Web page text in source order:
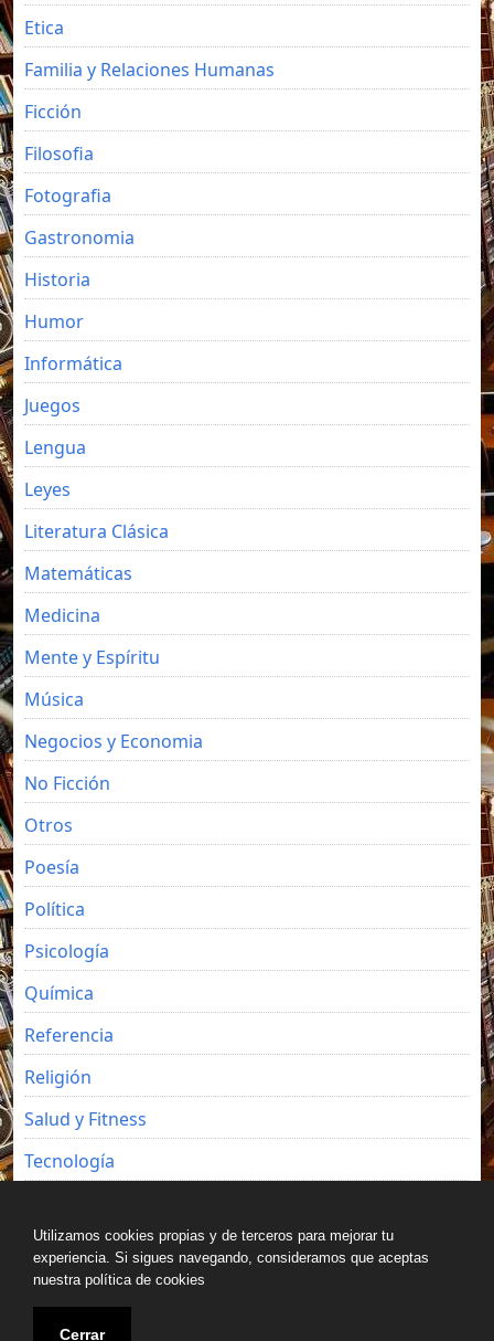
Etica
Familia y Relaciones Humanas
Ficción
Filosofia
Fotografia
Gastronomia
Historia
Humor
Informática
Juegos
Lengua
Leyes
Literatura Clásica
Matemáticas
Medicina
Mente y Espíritu
Música
Negocios y Economia
No Ficción
Otros
Poesía
Política
Psicología
Química
Referencia
Religión
Salud y Fitness
Tecnología
Utilizamos cookies propias y de terceros para mejorar tu
experiencia. Si sigues navegando, consideramos que aceptas
nuestra política de cookies
Cerrar